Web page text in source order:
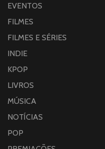
EVENTOS
FILMES
FILMES E SÉRIES
INDIE
KPOP
LIVROS
MÚSICA
NOTÍCIAS
POP